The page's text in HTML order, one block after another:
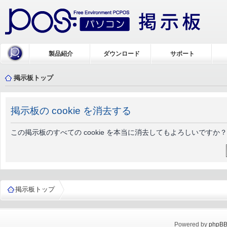
製品紹介 ダウンロード サポート
掲示板トップ
掲示板の cookie を消去する
この掲示板のすべての cookie を本当に消去してもよろしいですか？
掲示板トップ
Powered by phpBB